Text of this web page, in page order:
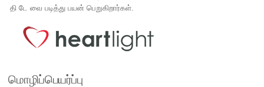
தி டே வை படித்து பயன் பெறுகிறார்கள்.
மொழிப்பெயர்ப்பு